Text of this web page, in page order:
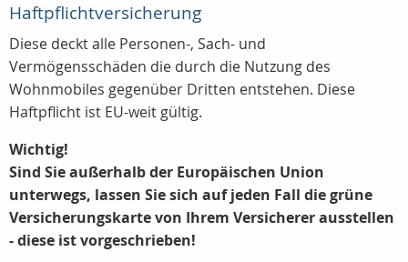
Haftpflichtversicherung
Diese deckt alle Personen-, Sach- und
Vermögensschäden die durch die Nutzung des
Wohnmobiles gegenüber Dritten entstehen. Diese
Haftpflicht ist EU-weit gültig.
Wichtig!
Sind Sie außerhalb der Europäischen Union
unterwegs, lassen Sie sich auf jeden Fall die grüne
Versicherungskarte von Ihrem Versicherer ausstellen
- diese ist vorgeschrieben!